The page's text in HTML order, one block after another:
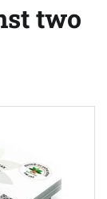
two